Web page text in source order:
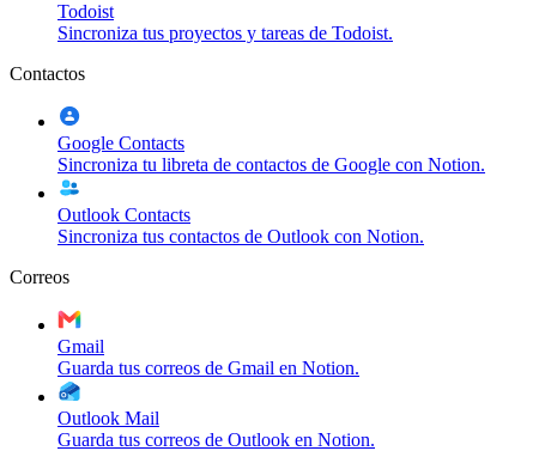
Todoist
Sincroniza tus proyectos y tareas de Todoist.
Contactos
Google Contacts
Sincroniza tu libreta de contactos de Google con Notion.
Outlook Contacts
Sincroniza tus contactos de Outlook con Notion.
Correos
Gmail
Guarda tus correos de Gmail en Notion.
Outlook Mail
Guarda tus correos de Outlook en Notion.